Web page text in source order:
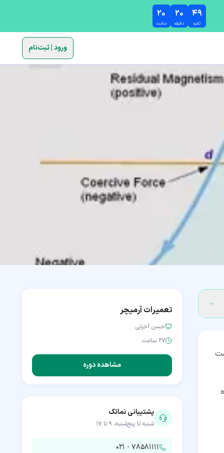
۲۰
ساعت
۲۰
دقیقه
۴۷
ثانیه
ورود | ثبت‌نام
تعمیرات آرمیچر
حسن آخرتی
۲۷ ساعت
مشاهده دوره
پشتیبانی نماتک
شنبه تا پنج‌شنبه، ۹ تا ۱۷
۰۲۱ - ۷۸۵۸۱۱۱۱